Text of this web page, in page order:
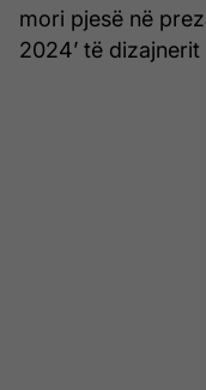
mori pjesë në
2024’ të